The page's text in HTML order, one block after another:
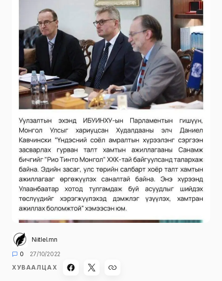
Niitlel.mn
0
27/10/2022
ХУВААЛЦАХ